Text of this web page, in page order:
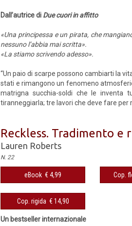
Dall’autrice di Due cuori in affitto
«Una principessa e un pirata, che
nessuno l’abbia mai scritta».
«La stiamo scrivendo adesso».
“Un paio di scarpe possono cambiarti la
stati e rimangono un fenomeno
matrigna succhia-soldi che le inventa
tiranneggiarla; tre lavori che deve fare per
Reckless. Tradimento e
Lauren Roberts
N. 22
eBook € 4,99 Cop.
Cop. rigida € 14,90
Un bestseller internazionale